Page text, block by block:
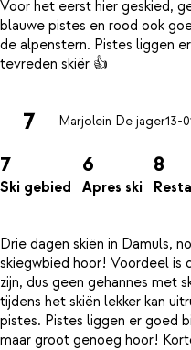
Voor het eerst hier geskied,
blauwe pistes en rood ook
de alpenstern. Pistes liggen
7 Marjolein De jager13-
7
Ski gebied
6
Apres ski
8
Drie dagen skiën in Damuls,
skiegwbied hoor! Voordeel
zijn, dus geen gehannes met
tijdens het skiën lekker kan
pistes. Pistes liggen er goed
maar groot genoeg hoor!